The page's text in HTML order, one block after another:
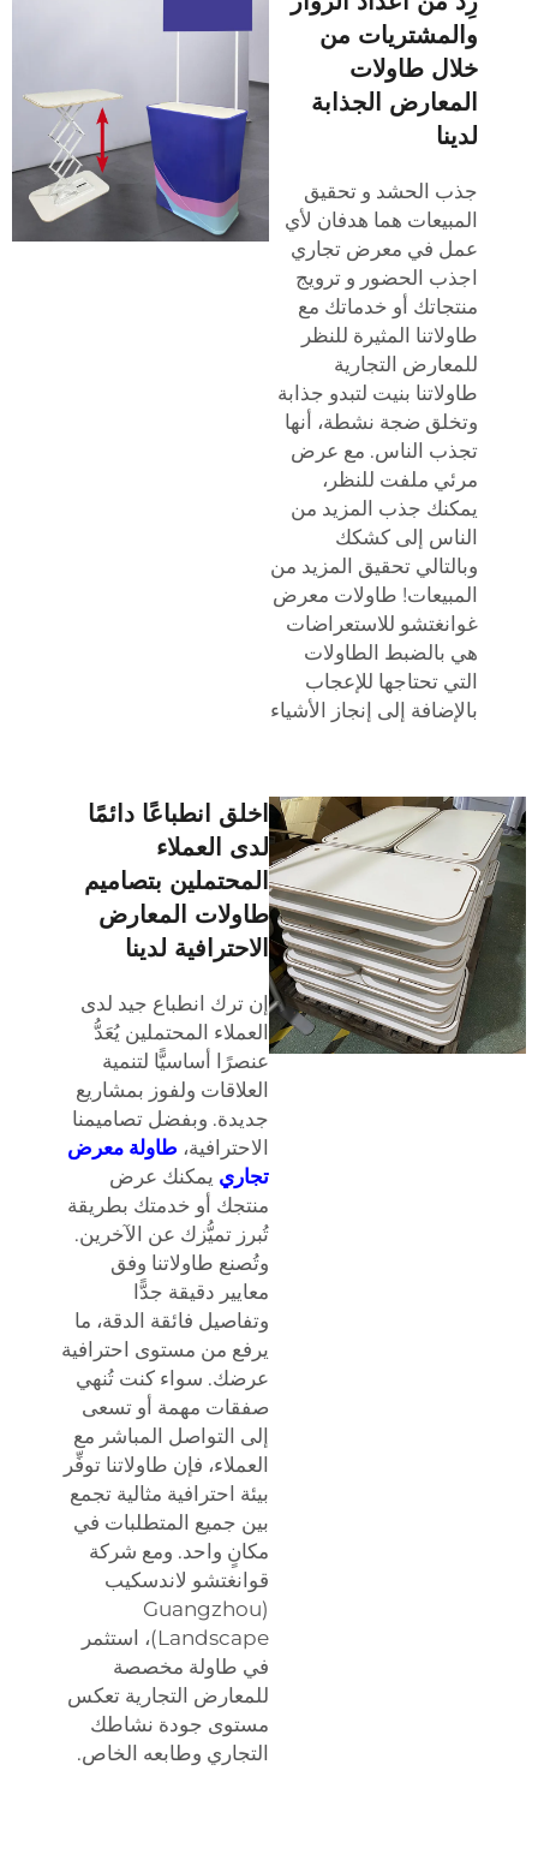
والمشتريات من
خلال طاولات
المعارض الجذابة
لدينا
جذب الحشد و تحقيق
المبيعات هما هدفان لأي
عمل في معرض تجاري
اجذب الحضور و ترويج
منتجاتك أو خدماتك مع
طاولاتنا المثيرة للنظر
للمعارض التجارية
طاولاتنا بنيت لتبدو جذابة
وتخلق ضجة نشطة، أنها
تجذب الناس. مع عرض
مرئي ملفت للنظر،
يمكنك جذب المزيد من
الناس إلى كشكك
وبالتالي تحقيق المزيد من
المبيعات! طاولات معرض
غوانغتشو للاستعراضات
هي بالضبط الطاولات
التي تحتاجها للإعجاب
بالإضافة إلى إنجاز الأشياء
اخلق انطباعًا دائمًا
لدى العملاء
المحتملين بتصاميم
طاولات المعارض
الاحترافية لدينا
إن ترك انطباع جيد لدى
العملاء المحتملين يُعَدُّ
عنصرًا أساسيًّا لتنمية
العلاقات ولفوز بمشاريع
جديدة. وبفضل تصاميمنا
الاحترافية،طاولة معرض
تجارييمكنك عرض
منتجك أو خدمتك بطريقة
تُبرز تميُّزك عن الآخرين.
وتُصنع طاولاتنا وفق
معايير دقيقة جدًّا
وتفاصيل فائقة الدقة، ما
يرفع من مستوى احترافية
عرضك. سواء كنت تُنهي
صفقات مهمة أو تسعى
إلى التواصل المباشر مع
العملاء، فإن طاولاتنا توفِّر
بيئة احترافية مثالية تجمع
بين جميع المتطلبات في
مكانٍ واحد. ومع شركة
قوانغتشو لاندسكيب
(Guangzhou
Landscape)، استثمر
في طاولة مخصصة
للمعارض التجارية تعكس
مستوى جودة نشاطك
التجاري وطابعه الخاص.